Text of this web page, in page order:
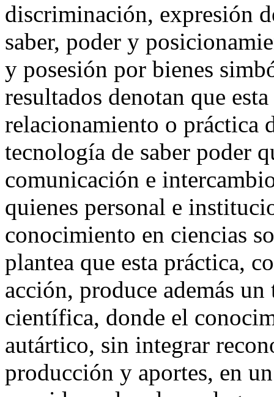
discriminación, expresión
saber, poder y
y posesión por bienes
resultados denotan que
relacionamiento o práctica
tecnología de saber poder
comunicación e
quienes personal e
conocimiento en ciencias
plantea que esta práctica,
acción, produce además
científica, donde el
autártico, sin integrar
producción y aportes, en